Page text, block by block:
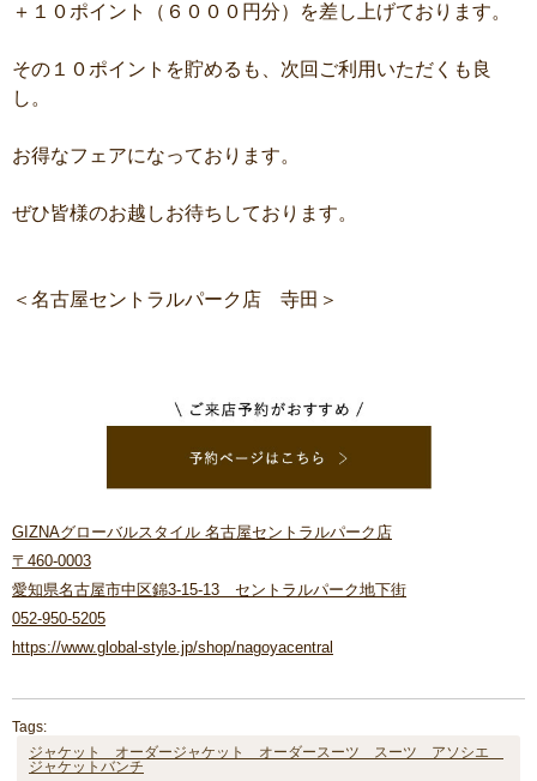
＋１０ポイント（６０００円分）を差し上げております。
その１０ポイントを貯めるも、次回ご利用いただくも良
し。
お得なフェアになっております。
ぜひ皆様のお越しお待ちしております。
＜名古屋セントラルパーク店 寺田＞
GIZNAグローバルスタイル 名古屋セントラルパーク店
〒460-0003
愛知県名古屋市中区錦3-15-13 セントラルパーク地下街
052-950-5205
https://www.global-style.jp/shop/nagoyacentral
Tags:
ジャケット オーダージャケット オーダースーツ スーツ アソシエ
ジャケットバンチ